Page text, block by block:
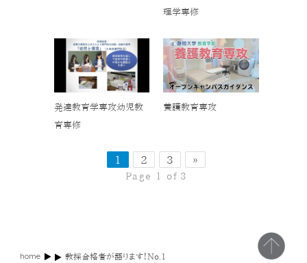
理学専修
発達教育学専攻幼児教
育専修
養護教育専攻
1 2 3 »
Page 1 of 3
home 教採合格者が語ります！No.1